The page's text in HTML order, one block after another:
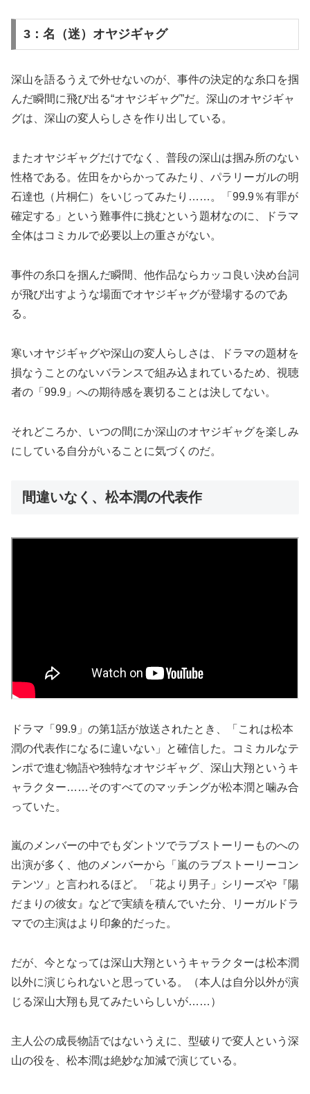
3：名（迷）オヤジギャグ
深山を語るうえで外せないのが、事件の決定的な糸口を掴
んだ瞬間に飛び出る“オヤジギャグ”だ。深山のオヤジギャ
グは、深山の変人らしさを作り出している。
またオヤジギャグだけでなく、普段の深山は掴み所のない
性格である。佐田をからかってみたり、パラリーガルの明
石達也（片桐仁）をいじってみたり……。「99.9％有罪が
確定する」という難事件に挑むという題材なのに、ドラマ
全体はコミカルで必要以上の重さがない。
事件の糸口を掴んだ瞬間、他作品ならカッコ良い決め台詞
が飛び出すような場面でオヤジギャグが登場するのであ
る。
寒いオヤジギャグや深山の変人らしさは、ドラマの題材を
損なうことのないバランスで組み込まれているため、視聴
者の「99.9」への期待感を裏切ることは決してない。
それどころか、いつの間にか深山のオヤジギャグを楽しみ
にしている自分がいることに気づくのだ。
間違いなく、松本潤の代表作
ドラマ「99.9」の第1話が放送されたとき、「これは松本
潤の代表作になるに違いない」と確信した。コミカルなテ
ンポで進む物語や独特なオヤジギャグ、深山大翔というキ
ャラクター……そのすべてのマッチングが松本潤と噛み合
っていた。
嵐のメンバーの中でもダントツでラブストーリーものへの
出演が多く、他のメンバーから「嵐のラブストーリーコン
テンツ」と言われるほど。「花より男子」シリーズや『陽
だまりの彼女』などで実績を積んでいた分、リーガルドラ
マでの主演はより印象的だった。
だが、今となっては深山大翔というキャラクターは松本潤
以外に演じられないと思っている。（本人は自分以外が演
じる深山大翔も見てみたいらしいが……）
主人公の成長物語ではないうえに、型破りで変人という深
山の役を、松本潤は絶妙な加減で演じている。